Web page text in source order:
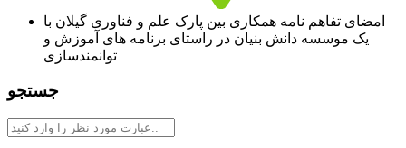
امضای تفاهم نامه همکاری بین پارک علم و فناوری گیلان با
یک موسسه دانش بنیان در راستای برنامه های آموزش و
توانمندسازی
جستجو